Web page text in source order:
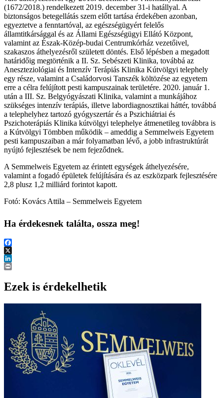
(1672/2018.) rendelkezett 2019. december 31-i hatállyal. A
biztonságos betegellátás szem előtt tartása érdekében azonban,
egyeztetve a fenntartóval, az egészségügyért felelős
államtitkársággal és az Állami Egészségügyi Ellátó Központ,
valamint az Észak-Közép-budai Centrumkórház vezetőivel,
szakaszos áthelyezésről született döntés. Első lépésben a megadott
határidőig megtörténik a II. Sz. Sebészeti Klinika, továbbá az
Aneszteziológiai és Intenzív Terápiás Klinika Kútvölgyi telephely
egy része, valamint a Családorvosi Tanszék költözése az egyetem
erre a célra felújított pesti kampuszainak területére. 2020. január 1.
után a III. Sz. Belgyógyászati Klinika, valamint a munkájához
szükséges intenzív terápiás, illetve labordiagnosztikai háttér, továbbá
a telephelyhez tartozó gyógyszertár és a Pszichiátriai és
Pszichoterápiás Klinika kútvölgyi telephelye átmenetileg továbbra is
a Kútvölgyi Tömbben működik – ameddig a Semmelweis Egyetem
pesti kampuszaiban a már folyamatban lévő, a jobb infrastruktúrát
nyújtó fejlesztések be nem fejeződnek.
A Semmelweis Egyetem az érintett egységek áthelyezésére,
valamint a fogadó épületek felújítására és az eszközpark fejlesztésére
2,8 plusz 1,2 milliárd forintot kapott.
Fotó: Kovács Attila – Semmelweis Egyetem
Ha érdekesnek találta, ossza meg!
Facebook
X
LinkedIn
Ezek is érdekelhetik